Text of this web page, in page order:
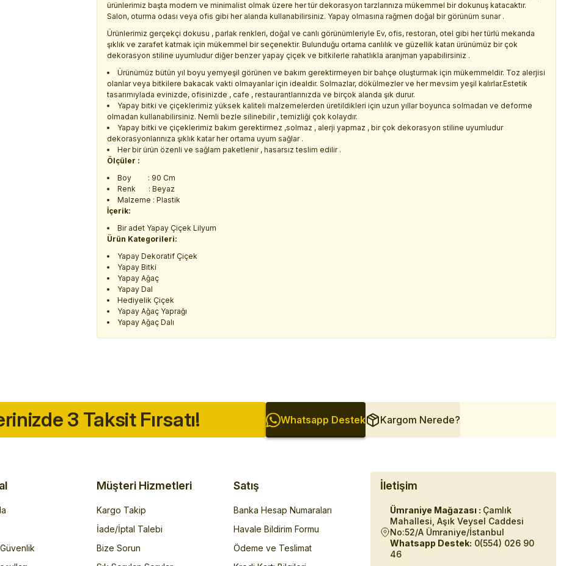
ürünlerimiz başta modern ve minimalist olmak üzere her tür dekorasyon tarzlarınıza mükemmel bir dokunuş katacaktır.
Salon, oturma odası veya ofis gibi her alanda kullanabilirsiniz. Yapay olmasına rağmen doğal bir görünüm sunar .
Ürünlerimiz gerçekçi dokusu , parlak renkleri, doğal ve canlı görünümleriyle Ev, ofis, restoran, otel gibi her türlü mekanda
şıklık ve zarafet katmak için mükemmel bir seçenektir. Bulunduğu ortama canlılık ve güzellik katan ürünümüz bir çok
dekorasyon stiline uyumludur diğer benzer yapay çiçek ve bitkilerle rahatlıkla aranjman yapabilirsiniz .
Ürünümüz bütün yıl boyu yemyeşil görünen ve bakım gerektirmeyen bir bahçe oluşturmak için mükemmeldir. Toz alerjisi
olanlar veya bitkilere bakacak vakti olmayanlar için idealdir. Solmazlar, dökülmezler ve her mevsim yeşil kalırlar.Estetik
tasarımıylada evinizde, ofisinizde , cafe , restaurantlarınızda ve birçok alanda şık durur.
Yapay bitki ve çiçeklerimiz yüksek kaliteli malzemelerden üretildikleri için uzun yıllar boyunca solmadan ve deforme
olmadan kullanabilirsiniz. Nemli bezle silinebilir , temizliği çok kolaydır.
Yapay bitki ve çiçeklerimiz bakım gerektirmez ,solmaz , alerji yapmaz , bir çok dekorasyon stiline uyumludur
dekorasyonlarınıza şıklık katar her ortama uyum sağlar .
Her bir ürün özenli ve sağlam paketlenir , hasarsız teslim edilir .
Ölçüler :
Boy : 90 Cm
Renk : Beyaz
Malzeme : Plastik
İçerik:
Bir adet Yapay Çiçek Lilyum
Ürün Kategorileri:
Yapay Dekoratif Çiçek
Yapay Bitki
Yapay Ağaç
Yapay Dal
Hediyelik Çiçek
Yapay Ağaç Yaprağı
Yapay Ağaç Dalı
3 Taksit Fırsatı! Whatsapp Destek Kargom Nerede?
Müşteri Hizmetleri
Kargo Takip
İade/İptal Talebi
Bize Sorun
Satış
Banka Hesap Numaraları
Havale Bildirim Formu
Ödeme ve Teslimat
İletişim
Ümraniye Mağazası : Çamlık
Mahallesi, Aşık Veysel Caddesi
No:52/A Ümraniye/İstanbul
Whatsapp Destek: 0(554) 026 90
46